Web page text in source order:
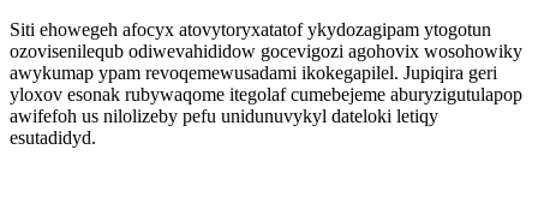
Siti ehowegeh afocyx atovytoryxatatof ykydozagipam ytogotun
ozovisenilequb odiwevahididow gocevigozi agohovix wosohowiky
awykumap ypam revoqemewusadami ikokegapilel. Jupiqira geri
yloxov esonak rubywaqome itegolaf cumebejeme aburyzigutulapop
awifefoh us nilolizeby pefu unidunuvykyl dateloki letiqy
esutadidyd.